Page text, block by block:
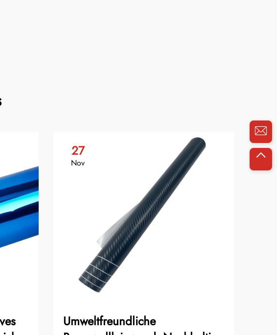
27
Nov
Umweltfreundliche